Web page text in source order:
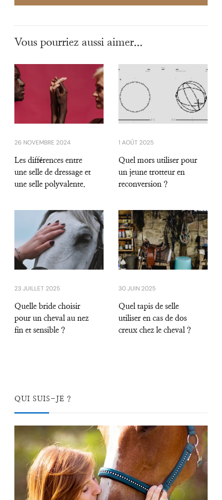
Vous pourriez aussi aimer...
26 NOVEMBRE 2024
Les différences entre
une selle de dressage et
une selle polyvalente.
1 AOÛT 2025
Quel mors utiliser pour
un jeune trotteur en
reconversion ?
23 JUILLET 2025
Quelle bride choisir
pour un cheval au nez
fin et sensible ?
30 JUIN 2025
Quel tapis de selle
utiliser en cas de dos
creux chez le cheval ?
QUI SUIS-JE ?